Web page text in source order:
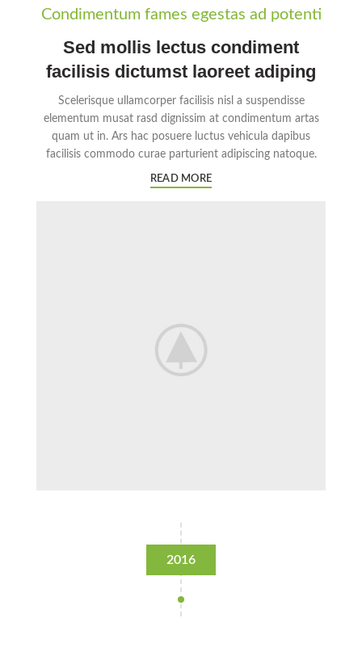
Condimentum fames egestas ad potenti
Sed mollis lectus condiment
facilisis dictumst laoreet adiping
Scelerisque ullamcorper facilisis nisl a suspendisse
elementum musat rasd dignissim at condimentum artas
quam ut in. Ars hac posuere luctus vehicula dapibus
facilisis commodo curae parturient adipiscing natoque.
READ MORE
2016